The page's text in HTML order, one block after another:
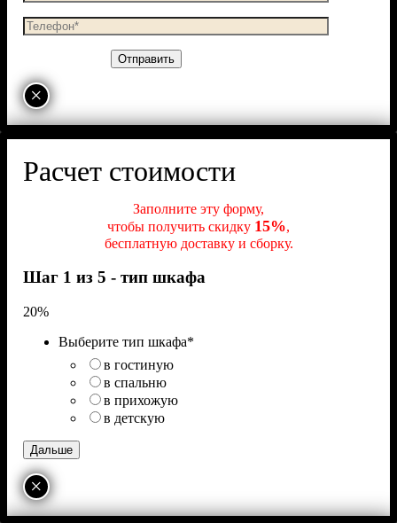
×
Расчет стоимости
Заполните эту форму,
чтобы получить скидку 15%,
бесплатную доставку и сборку.
Шаг 1 из 5 - тип шкафа
20%
Выберите тип шкафа*
в гостиную
в спальню
в прихожую
в детскую
×